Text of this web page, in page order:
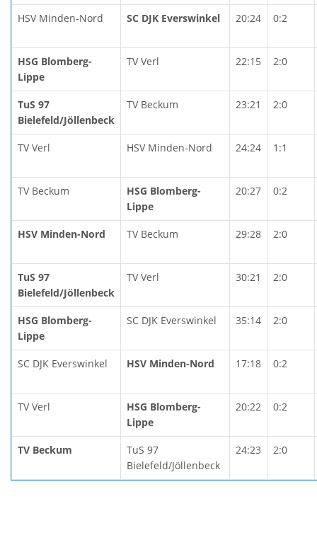
HSV Minden-Nord SC DJK Everswinkel 20:24 0:2
HSG Blomberg-
Lippe
TV Verl 22:15 2:0
TuS 97
Bielefeld/Jöllenbeck
TV Beckum 23:21 2:0
TV Verl HSV Minden-Nord 24:24 1:1
TV Beckum
HSG Blomberg-
Lippe
20:27 0:2
HSV Minden-Nord TV Beckum 29:28 2:0
TuS 97
Bielefeld/Jöllenbeck
TV Verl 30:21 2:0
HSG Blomberg-
Lippe
SC DJK Everswinkel 35:14 2:0
SC DJK Everswinkel HSV Minden-Nord 17:18 0:2
TV Verl
HSG Blomberg-
Lippe
20:22 0:2
TV Beckum
TuS 97
Bielefeld/Jöllenbeck
24:23 2:0